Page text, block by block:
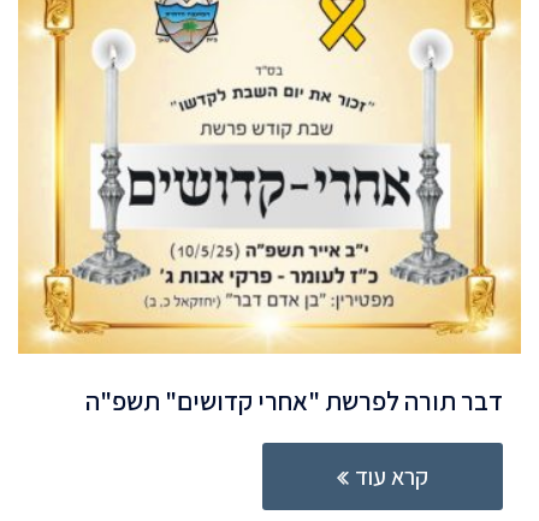
דבר תורה לפרשת "אחרי קדושים" תשפ"ה
קרא עוד